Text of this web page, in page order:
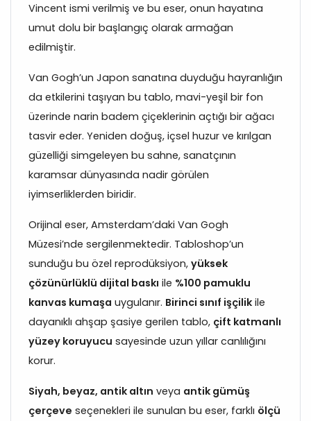
Vincent ismi verilmiş ve bu eser, onun hayatına
umut dolu bir başlangıç olarak armağan
edilmiştir.
Van Gogh’un Japon sanatına duyduğu hayranlığın
da etkilerini taşıyan bu tablo, mavi-yeşil bir fon
üzerinde narin badem çiçeklerinin açtığı bir ağacı
tasvir eder. Yeniden doğuş, içsel huzur ve kırılgan
güzelliği simgeleyen bu sahne, sanatçının
karamsar dünyasında nadir görülen
iyimserliklerden biridir.
Orijinal eser, Amsterdam’daki Van Gogh
Müzesi’nde sergilenmektedir. Tabloshop’un
sunduğu bu özel reprodüksiyon, yüksek
çözünürlüklü dijital baskı ile %100 pamuklu
kanvas kumaşa uygulanır. Birinci sınıf işçilik ile
dayanıklı ahşap şasiye gerilen tablo, çift katmanlı
yüzey koruyucu sayesinde uzun yıllar canlılığını
korur.
Siyah, beyaz, antik altın veya antik gümüş
çerçeve seçenekleri ile sunulan bu eser, farklı ölçü